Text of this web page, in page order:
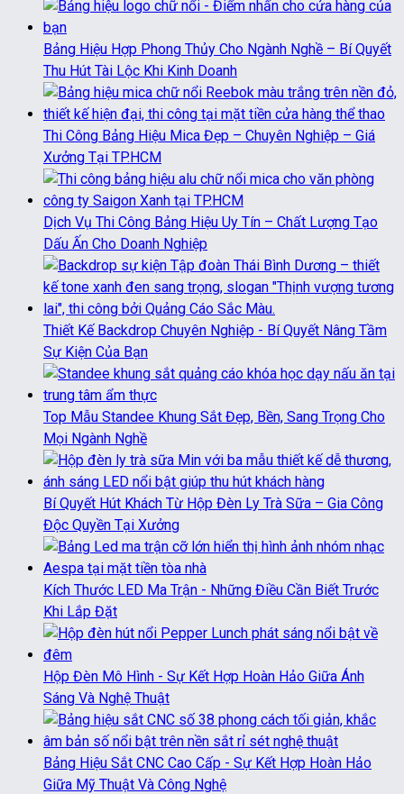
Bảng Hiệu Hợp Phong Thủy Cho Ngành Nghề – Bí Quyết
Thu Hút Tài Lộc Khi Kinh Doanh
Thi Công Bảng Hiệu Mica Đẹp – Chuyên Nghiệp – Giá
Xưởng Tại TP.HCM
Dịch Vụ Thi Công Bảng Hiệu Uy Tín – Chất Lượng Tạo
Dấu Ấn Cho Doanh Nghiệp
Thiết Kế Backdrop Chuyên Nghiệp - Bí Quyết Nâng Tầm
Sự Kiện Của Bạn
Top Mẫu Standee Khung Sắt Đẹp, Bền, Sang Trọng Cho
Mọi Ngành Nghề
Bí Quyết Hút Khách Từ Hộp Đèn Ly Trà Sữa – Gia Công
Độc Quyền Tại Xưởng
Kích Thước LED Ma Trận - Những Điều Cần Biết Trước
Khi Lắp Đặt
Hộp Đèn Mô Hình - Sự Kết Hợp Hoàn Hảo Giữa Ánh
Sáng Và Nghệ Thuật
Bảng Hiệu Sắt CNC Cao Cấp - Sự Kết Hợp Hoàn Hảo
Giữa Mỹ Thuật Và Công Nghệ